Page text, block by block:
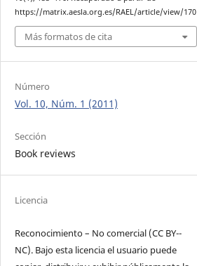
https://matrix.aesla.org.es/RAEL/article/view/170
Más formatos de cita
Número
Vol. 10, Núm. 1 (2011)
Sección
Book reviews
Licencia
Reconocimiento – No comercial (CC BY-­
NC). Bajo esta licencia el usuario puede